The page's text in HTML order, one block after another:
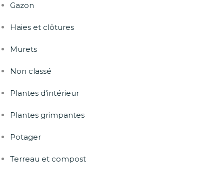
Gazon
Haies et clôtures
Murets
Non classé
Plantes d'intérieur
Plantes grimpantes
Potager
Terreau et compost